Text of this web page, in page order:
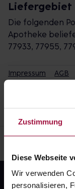
Zustimmung
Diese Webseite
Wir verwenden
personalisieren,
Liefergebiet
Die folgenden
Apotheke
77933, 77955,
Impressum AGB